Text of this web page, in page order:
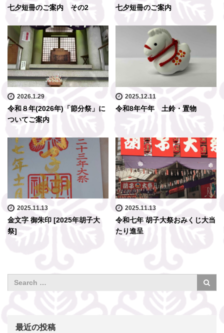
七夕短冊のご案内 その2 七夕短冊のご案内
2026.1.29
令和８年(2026年)「節分祭」に
ついてご案内
2025.12.11
令和8年午年 土鈴・置物
2025.11.13
金文字 御朱印 [2025年胡子大
祭]
2025.11.13
令和七年 胡子大祭おみくじ大当
たり進呈
最近の投稿